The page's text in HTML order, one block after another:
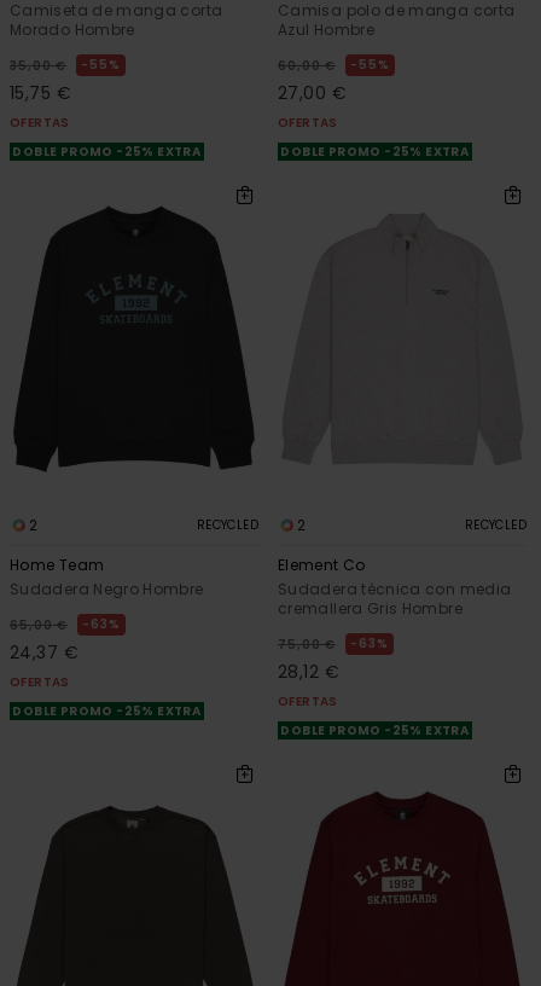
Camiseta de manga corta
Morado Hombre
35,00 € 55%
15,75 €
OFERTAS
DOBLE PROMO -25% EXTRA
Camisa polo de manga corta
Azul Hombre
60,00 € 55%
27,00 €
OFERTAS
DOBLE PROMO -25% EXTRA
2 RECYCLED
Home Team
Sudadera Negro Hombre
65,00 € 63%
24,37 €
OFERTAS
DOBLE PROMO -25% EXTRA
2 RECYCLED
Element Co
Sudadera técnica con media
cremallera Gris Hombre
75,00 € 63%
28,12 €
OFERTAS
DOBLE PROMO -25% EXTRA